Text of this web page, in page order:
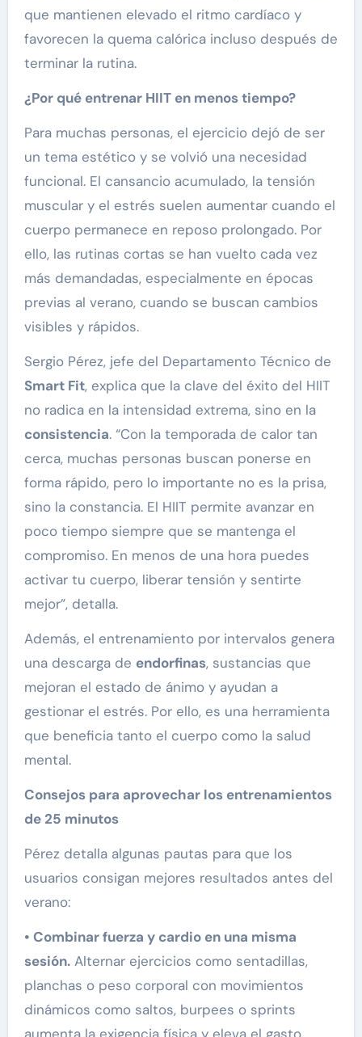
que mantienen elevado el ritmo cardíaco y
favorecen la quema calórica incluso después de
terminar la rutina.
¿Por qué entrenar HIIT en menos tiempo?
Para muchas personas, el ejercicio dejó de ser
un tema estético y se volvió una necesidad
funcional. El cansancio acumulado, la tensión
muscular y el estrés suelen aumentar cuando el
cuerpo permanece en reposo prolongado. Por
ello, las rutinas cortas se han vuelto cada vez
más demandadas, especialmente en épocas
previas al verano, cuando se buscan cambios
visibles y rápidos.
Sergio Pérez, jefe del Departamento Técnico de
Smart Fit, explica que la clave del éxito del HIIT
no radica en la intensidad extrema, sino en la
consistencia. “Con la temporada de calor tan
cerca, muchas personas buscan ponerse en
forma rápido, pero lo importante no es la prisa,
sino la constancia. El HIIT permite avanzar en
poco tiempo siempre que se mantenga el
compromiso. En menos de una hora puedes
activar tu cuerpo, liberar tensión y sentirte
mejor”, detalla.
Además, el entrenamiento por intervalos genera
una descarga de endorfinas, sustancias que
mejoran el estado de ánimo y ayudan a
gestionar el estrés. Por ello, es una herramienta
que beneficia tanto el cuerpo como la salud
mental.
Consejos para aprovechar los entrenamientos
de 25 minutos
Pérez detalla algunas pautas para que los
usuarios consigan mejores resultados antes del
verano:
• Combinar fuerza y cardio en una misma
sesión.Alternar ejercicios como sentadillas,
planchas o peso corporal con movimientos
dinámicos como saltos, burpees o sprints